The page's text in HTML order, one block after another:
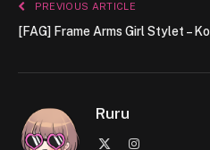
PREVIOUS ARTICLE
[FAG] Frame Arms Girl Stylet –
Ruru
Instagram